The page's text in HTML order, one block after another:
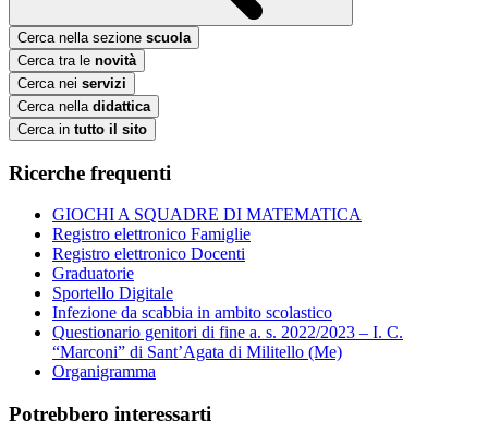
Cerca nella sezione scuola
Cerca tra le novità
Cerca nei servizi
Cerca nella didattica
Cerca in tutto il sito
Ricerche frequenti
GIOCHI A SQUADRE DI MATEMATICA
Registro elettronico Famiglie
Registro elettronico Docenti
Graduatorie
Sportello Digitale
Infezione da scabbia in ambito scolastico
Questionario genitori di fine a. s. 2022/2023 – I. C.
“Marconi” di Sant’Agata di Militello (Me)
Organigramma
Potrebbero interessarti